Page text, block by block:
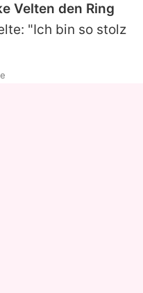
Velten den Ring
"Ich bin so stolz